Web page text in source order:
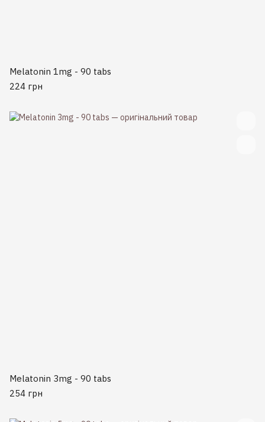
Melatonin 1mg - 90 tabs
224 грн
Melatonin 3mg - 90 tabs
254 грн